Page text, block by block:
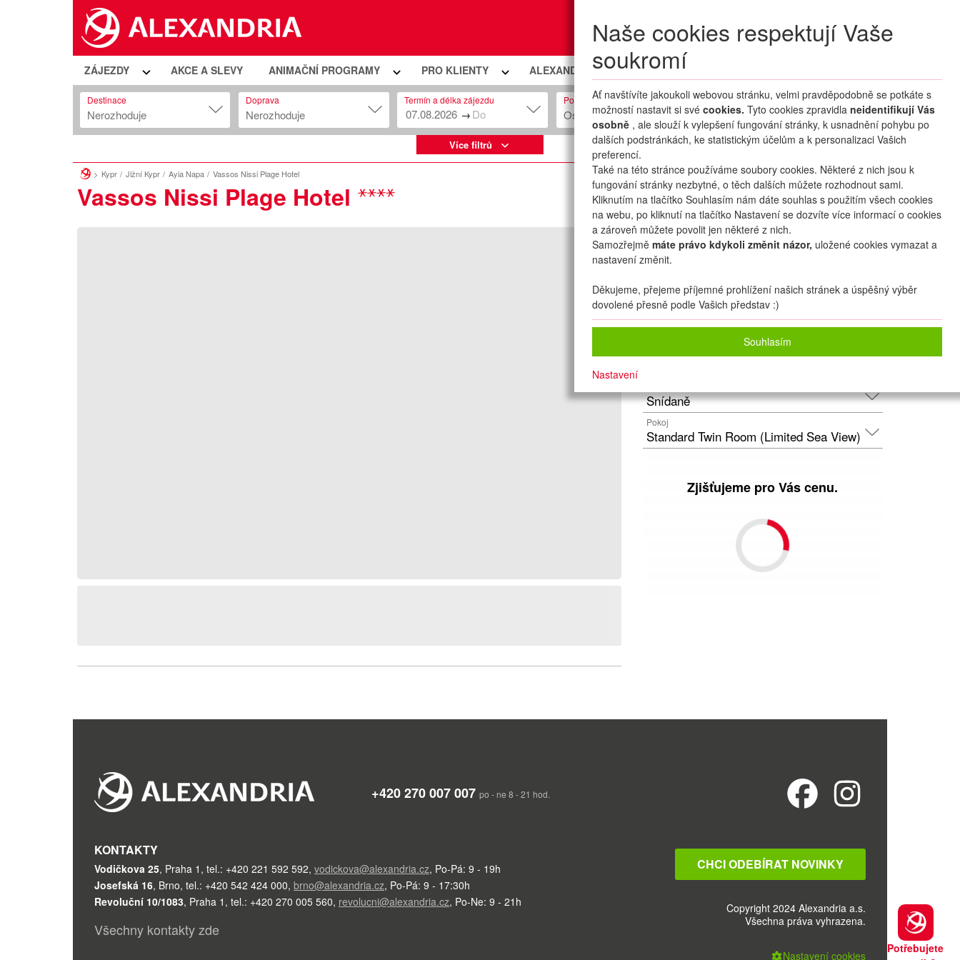
Potřebujete
MojePřihlášení
Naše cookies respektují Vaše
soukromí
Ať navštívíte jakoukoli webovou stránku, velmi pravděpodobně se potkáte s
možností nastavit si své cookies. Tyto cookies zpravidla neidentifikují Vás
osobně , ale slouží k vylepšení fungování stránky, k usnadnění pohybu po
dalších podstránkách, ke statistickým účelům a k personalizaci Vašich
preferencí.
Také na této stránce používáme soubory cookies. Některé z nich jsou k
fungování stránky nezbytné, o těch dalších můžete rozhodnout sami.
Kliknutím na tlačítko Souhlasím nám dáte souhlas s použitím všech cookies
na webu, po kliknutí na tlačítko Nastavení se dozvíte více informací o cookies
a zároveň můžete povolit jen některé z nich.
Samozřejmě máte právo kdykoli změnit názor, uložené cookies vymazat a
nastavení změnit.
Děkujeme, přejeme příjemné prohlížení našich stránek a úspěšný výběr
dovolené přesně podle Vašich představ :)
Souhlasím
Nastavení
ZÁJEZDY AKCE A SLEVY ANIMAČNÍ PROGRAMY PRO KLIENTY ALEXANDRIA PREMIUM CLUB
Destinace
Nerozhoduje
Doprava
Nerozhoduje
Termín a délka zájezdu
→
Počet osob
Osob: 2 + 0 HLEDAT ZÁJEZDY
Více filtrů
Kypr Jižní Kypr Ayia Napa Vassos Nissi Plage Hotel
Vassos Nissi Plage Hotel
oblíbené sdílet
13.11. – 16.11.2026 (4 dny/3 noci)
Doprava
Letecky - Praha Detail letu
Snídaně
Pokoj
Standard Twin Room (Limited Sea View)
Zjišťujeme pro Vás cenu.
+420 270 007 007 po - ne 8 - 21 hod.
KONTAKTY
Vodičkova 25, Praha 1 , tel.: +420 221 592 592, vodickova@alexandria.cz, Po-Pá: 9 - 19h
Josefská 16, Brno, tel.: +420 542 424 000, brno@alexandria.cz, Po-Pá: 9 - 17:30h
Revoluční 10/1083, Praha 1 , tel.: +420 270 005 560, revolucni@alexandria.cz, Po-Ne: 9 - 21h
Všechny kontakty zde
CHCI ODEBÍRAT NOVINKY
Copyright 2024 Alexandria a.s.
Všechna práva vyhrazena.
Nastavení cookies